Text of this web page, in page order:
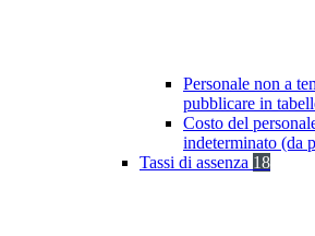
Personale non a
pubblicare in
Costo del
indeterminato (da
Tassi di assenza 18